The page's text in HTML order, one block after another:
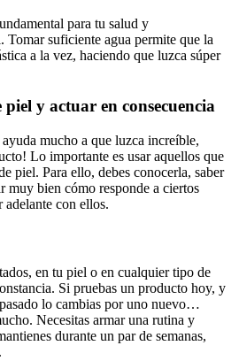
para tu salud y
Tomar suficiente agua permite que la
a la vez, haciendo que luzca súper
y actuar en consecuencia
mucho a que luzca increíble,
Lo importante es usar aquellos que
piel. Para ello, debes conocerla, saber
muy bien cómo responde a ciertos
adelante con ellos.
en tu piel o en cualquier tipo de
Si pruebas un producto hoy, y
lo cambias por uno nuevo…
Necesitas armar una rutina y
durante un par de semanas,